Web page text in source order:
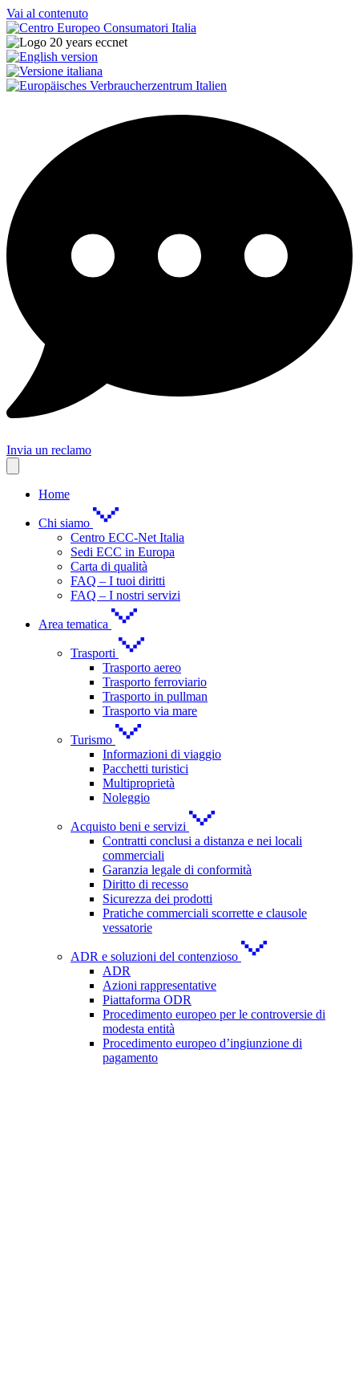
Vai al contenuto
Invia un reclamo
Home
Chi siamo
Centro ECC-Net Italia
Sedi ECC in Europa
Carta di qualità
FAQ – I tuoi diritti
FAQ – I nostri servizi
Area tematica
Trasporti
Trasporto aereo
Trasporto ferroviario
Trasporto in pullman
Trasporto via mare
Turismo
Informazioni di viaggio
Pacchetti turistici
Multiproprietà
Noleggio
Acquisto beni e servizi
Contratti conclusi a distanza e nei locali
commerciali
Garanzia legale di conformità
Diritto di recesso
Sicurezza dei prodotti
Pratiche commerciali scorrette e clausole
vessatorie
ADR e soluzioni del contenzioso
ADR
Azioni rappresentative
Piattaforma ODR
Procedimento europeo per le controversie di
modesta entità
Procedimento europeo d’ingiunzione di
pagamento